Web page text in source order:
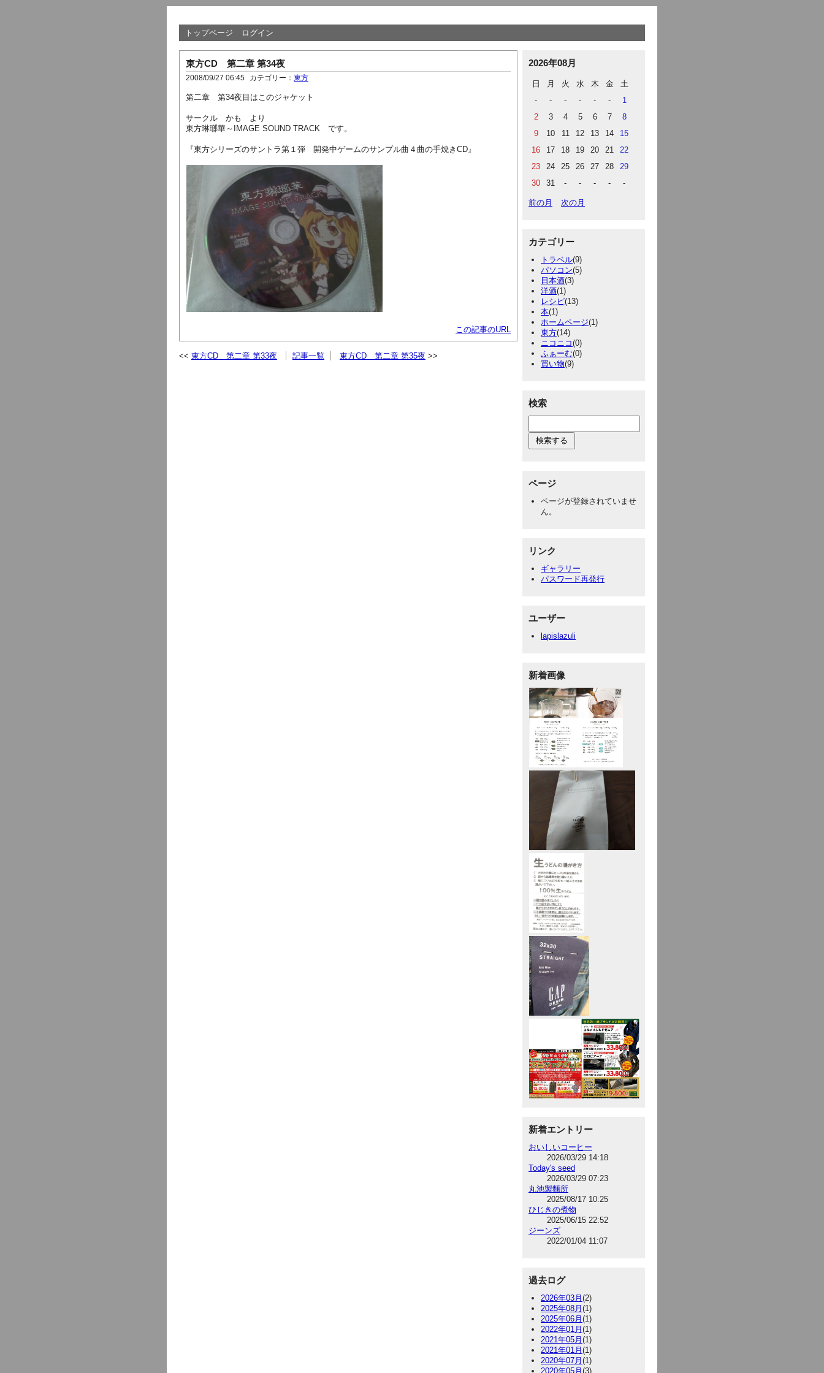
トップページ ログイン
東方CD 第二章 第34夜
2008/09/27 06:45 カテゴリー： 東方
第二章 第34夜目はこのジャケット
サークル かも より
東方琳瑯華～IMAGE SOUND TRACK です。
『東方シリーズのサントラ第１弾 開発中ゲームのサンプル曲４曲の手焼きCD』
この記事のURL
東方CD 第二章 第33夜 記事一覧 東方CD 第二章 第35夜
2026年08月
日 月 火 水 木 金
土
-
- - - - -
1
2
3 4 5 6 7
8
9
10 11 12 13 14
15
16
17 18 19 20 21
22
23
24 25 26 27 28
29
30
31 - - - - -
前の月 次の月
カテゴリー
トラベル(9)
パソコン(5)
日本酒(3)
洋酒(1)
レシピ(13)
本(1)
ホームページ(1)
東方(14)
ニコニコ(0)
ふぁーむ(0)
買い物(9)
検索
ページ
ページが登録されていませ
ん。
リンク
ギャラリー
パスワード再発行
ユーザー
lapislazuli
新着画像
新着エントリー
おいしいコーヒー
2026/03/29 14:18
Today's seed
2026/03/29 07:23
丸池製麵所
2025/08/17 10:25
ひじきの煮物
2025/06/15 22:52
ジーンズ
2022/01/04 11:07
過去ログ
2026年03月(2)
2025年08月(1)
2025年06月(1)
2022年01月(1)
2021年05月(1)
2021年01月(1)
2020年07月(1)
2020年05月(3)